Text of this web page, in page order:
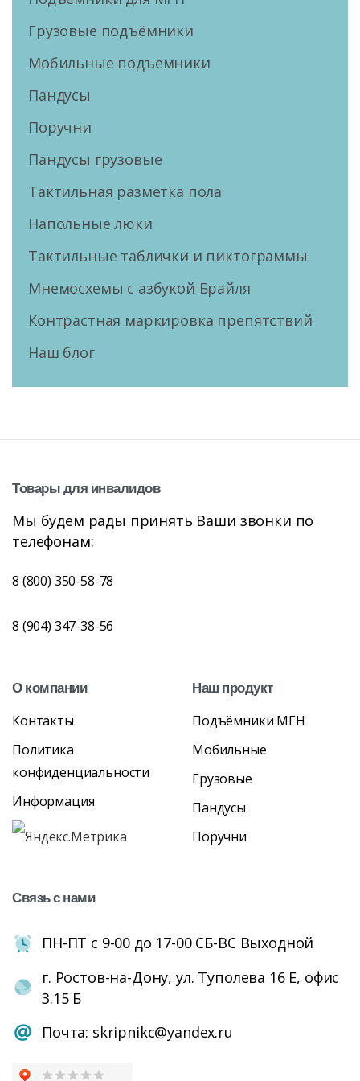
Грузовые подъёмники
Мобильные подъемники
Пандусы
Поручни
Пандусы грузовые
Тактильная разметка пола
Напольные люки
Тактильные таблички и пиктограммы
Мнемосхемы с азбукой Брайля
Контрастная маркировка препятствий
Наш блог
Товарыдля инвалидов
Мы будем рады принять Ваши звонки по
телефонам:
8 (800) 350-58-78
8 (904) 347-38-56
Окомпании
Контакты
Политика
конфиденциальности
Информация
Наш продукт
Подъёмники МГН
Мобильные
Грузовые
Пандусы
Поручни
Связьснами
ПН-ПТ с 9-00 до 17-00 СБ-ВС Выходной
г. Ростов-на-Дону, ул. Туполева 16 Е, офис
3.15 Б
Почта: skripnikc@yandex.ru